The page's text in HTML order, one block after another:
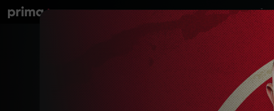
Seriály Filmy Děti Zprávy Novinky Živě
prima+